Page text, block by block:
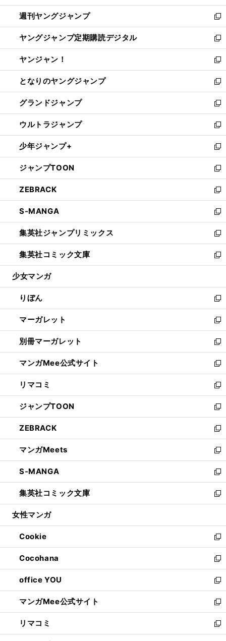
開
く
ウ
で
開
く
ン
ド
ウ
で
開
く
ウ
ィ
ン
ド
ウ
で
開
く
週刊ヤングジャンプ
新
し
い
ウ
ィ
ン
ド
ウ
で
開
く
ヤングジャンプ定期購読デジタル
新
し
い
ウ
ィ
ン
ド
ウ
で
開
く
ヤンジャン！
新
し
い
ウ
ィ
ン
ド
ウ
で
開
く
となりのヤングジャンプ
新
し
い
ウ
ィ
ン
ド
ウ
で
開
く
グランドジャンプ
新
し
い
ウ
ィ
ン
ド
ウ
で
開
く
ウルトラジャンプ
新
し
い
ウ
ィ
ン
ド
ウ
で
開
く
少年ジャンプ+
新
し
い
ウ
ィ
ン
ド
ウ
で
開
く
ジャンプTOON
新
し
い
ウ
ィ
ン
ド
ウ
で
開
ZEBRACK
新
し
い
ウ
ィ
ン
ド
ウ
開
く
S-MANGA
新
し
い
ウ
ィ
ン
ウ
で
開
く
集英社ジャンプリミックス
新
し
い
ウ
ン
ド
ウ
で
開
く
集英社コミック文庫
新
し
ウ
ィ
ン
ド
ウ
で
開
く
少女マンガ
りぼん
新
し
い
ウ
ィ
ン
ド
ウ
で
開
く
マーガレット
新
し
い
ウ
ィ
ン
ド
ウ
で
開
く
別冊マーガレット
新
し
い
ウ
ィ
ン
ド
ウ
で
開
く
マンガMee公式サイト
新
し
い
ウ
ィ
ン
ド
ウ
で
開
く
リマコミ
新
し
い
ウ
ィ
ン
ド
ウ
で
開
く
ジャンプTOON
新
し
い
ウ
ィ
ン
ド
ウ
で
開
ZEBRACK
新
し
い
ウ
ィ
ン
ド
ウ
開
く
マンガMeets
新
し
い
ウ
ィ
ン
ウ
で
開
く
S-MANGA
新
し
い
ウ
ン
ド
ウ
で
開
く
集英社コミック文庫
新
し
ウ
ィ
ン
ド
ウ
で
開
く
女性マンガ
Cookie
新
し
い
ウ
ィ
ン
ド
ウ
で
開
Cocohana
新
し
い
ウ
ィ
ン
ド
ウ
office YOU
新
し
い
ウ
ィ
ン
マンガMee公式サイト
新
し
い
ウ
リマコミ
新
し